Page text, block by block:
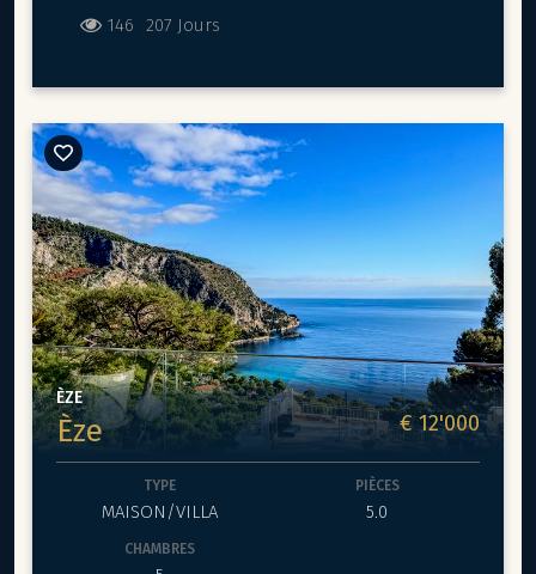
méditerranéen.
d'exception offrant un cadre de vie exclusif et des vues
de villégiature idéal sur la Côte d'Azur.
de gamme, elle développe environ
d’unecuisine indépendante, ainsi que detrois
chambres en suite, dont une superbe suite parentale.
Une annexe accueille
trois appartements indépendants
idéals pour recevoir en toute intimité.
À l’extérieur, unjardin paysagersublime une
magnifique
piscineet invite à la détente face à un panorama
d’exception sur la Méditerranée et le village d’Èze.
Une propriété rare, alliantprestige, confort et art de
vivresur la Côte d’Azur.
146 207 Jours
ÈZE
Èze € 12'000
TYPE
MAISON/VILLA
PIÈCES
5.0
CHAMBRES